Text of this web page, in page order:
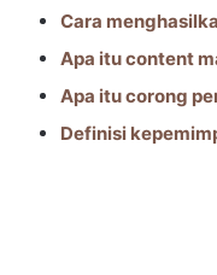
Cara
Apa itu content
Apa itu corong
Definisi